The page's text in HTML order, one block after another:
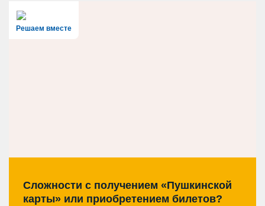
Решаем вместе
Сложности с получением «Пушкинской
карты» или приобретением билетов?